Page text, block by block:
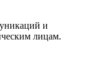
и
лицам.